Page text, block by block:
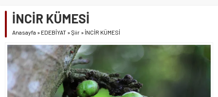
İNCİR KÜMESİ
Anasayfa » EDEBİYAT »Şiir » İNCİR KÜMESİ